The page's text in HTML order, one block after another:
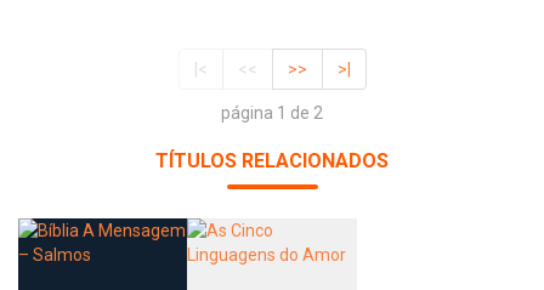
|< << >> >|
página 1 de 2
TÍTULOS RELACIONADOS